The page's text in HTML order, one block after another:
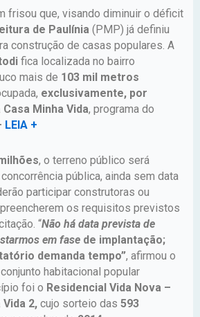
frisou que, visando diminuir o déficit
de Paulínia (PMP) já definiu
construção de casas populares. A
fica localizada no bairro
mais de 103 mil metros
exclusivamente, por
Minha Vida, programa do
LEIA +
, o terreno público será
pública, ainda sem data
participar construtoras ou
os requisitos previstos
“Não há data prevista de
em fase de implantação;
demanda tempo”, afirmou o
habitacional popular
foi o Residencial Vida Nova –
Vida 2, cujo sorteio das 593